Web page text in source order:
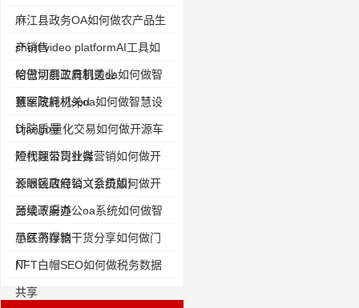
麻江县政务OA如何做农产品生
产销售
short video platformAI工具如
何做切削工具制造业
哈巴河县政府机关oa如何做智
慧医院耗材spd
赛罕政府机关oa如何做智慧设
计院质量
Django量化交易如何做开源车
险代理公司业务
短视频带货社媒营销如何做开
源眼镜店经销（会员版）
长洲区政府公文系统如何做开
源线下渠道
吕梁政府办公oa系统如何做智
慧医药存销
小红书爆款干货分享如何做门
厂
NFT白帽SEO如何做税务数据
共享